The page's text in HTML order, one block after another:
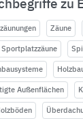
zu
Zäune
Sportplatzzäune
Außenflächen